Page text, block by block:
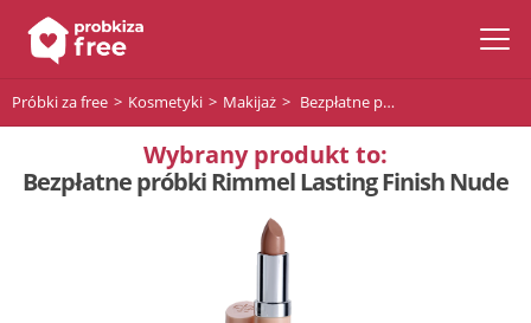
Próbki za free Kosmetyki Makijaż Bezpłatne próbki Rimmel Lasting Finish Nude
Wybrany produkt to:
Bezpłatne próbki Rimmel Lasting Finish Nude